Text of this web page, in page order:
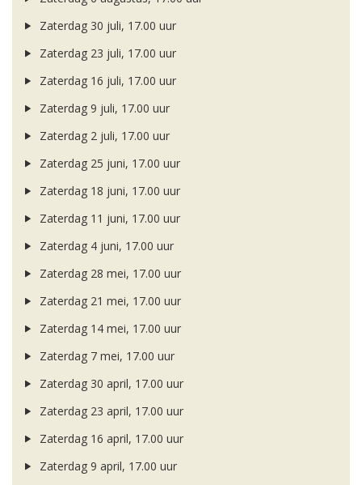
Zaterdag 30 juli, 17.00 uur
Zaterdag 23 juli, 17.00 uur
Zaterdag 16 juli, 17.00 uur
Zaterdag 9 juli, 17.00 uur
Zaterdag 2 juli, 17.00 uur
Zaterdag 25 juni, 17.00 uur
Zaterdag 18 juni, 17.00 uur
Zaterdag 11 juni, 17.00 uur
Zaterdag 4 juni, 17.00 uur
Zaterdag 28 mei, 17.00 uur
Zaterdag 21 mei, 17.00 uur
Zaterdag 14 mei, 17.00 uur
Zaterdag 7 mei, 17.00 uur
Zaterdag 30 april, 17.00 uur
Zaterdag 23 april, 17.00 uur
Zaterdag 16 april, 17.00 uur
Zaterdag 9 april, 17.00 uur